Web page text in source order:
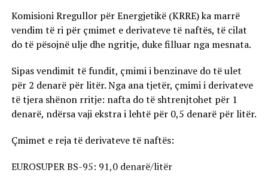
Komisioni Rregullor për Energjetikë (KRRE) ka marrë
vendim të ri për çmimet e derivateve të naftës, të cilat
do të pësojnë ulje dhe ngritje, duke filluar nga mesnata.
Sipas vendimit të fundit, çmimi i benzinave do të ulet
për 2 denarë për litër. Nga ana tjetër, çmimi i derivateve
të tjera shënon rritje: nafta do të shtrenjtohet për 1
denarë, ndërsa vaji ekstra i lehtë për 0,5 denarë për litër.
Çmimet e reja të derivateve të naftës:
EUROSUPER BS-95: 91,0 denarë/litër